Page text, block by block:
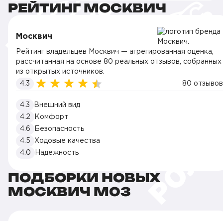
РЕЙТИНГ МОСКВИЧ
Москвич
Рейтинг владельцев Москвич — агрегированная оценка,
рассчитанная на основе 80 реальных отзывов, собранных
из открытых источников.
4.3
80 отзывов
4.3
Внешний вид
4.2
Комфорт
4.6
Безопасность
4.5
Ходовые качества
4.0
Надежность
ПОДБОРКИ НОВЫХ
МОСКВИЧ M03